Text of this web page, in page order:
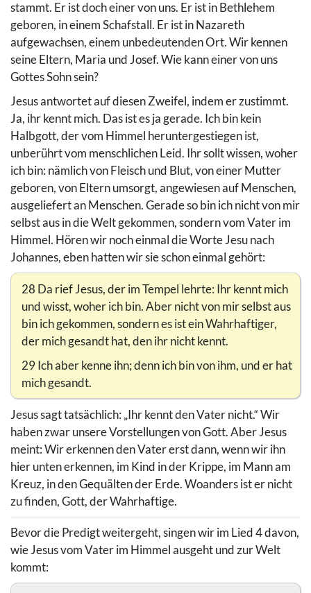
stammt. Er ist doch einer von uns. Er ist in Bethlehem
geboren, in einem Schafstall. Er ist in Nazareth
aufgewachsen, einem unbedeutenden Ort. Wir kennen
seine Eltern, Maria und Josef. Wie kann einer von uns
Gottes Sohn sein?
Jesus antwortet auf diesen Zweifel, indem er zustimmt.
Ja, ihr kennt mich. Das ist es ja gerade. Ich bin kein
Halbgott, der vom Himmel heruntergestiegen ist,
unberührt vom menschlichen Leid. Ihr sollt wissen, woher
ich bin: nämlich von Fleisch und Blut, von einer Mutter
geboren, von Eltern umsorgt, angewiesen auf Menschen,
ausgeliefert an Menschen. Gerade so bin ich nicht von mir
selbst aus in die Welt gekommen, sondern vom Vater im
Himmel. Hören wir noch einmal die Worte Jesu nach
Johannes, eben hatten wir sie schon einmal gehört:
28 Da rief Jesus, der im Tempel lehrte: Ihr kennt mich
und wisst, woher ich bin. Aber nicht von mir selbst aus
bin ich gekommen, sondern es ist ein Wahrhaftiger,
der mich gesandt hat, den ihr nicht kennt.
29 Ich aber kenne ihn; denn ich bin von ihm, und er hat
mich gesandt.
Jesus sagt tatsächlich: „Ihr kennt den Vater nicht.“ Wir
haben zwar unsere Vorstellungen von Gott. Aber Jesus
meint: Wir erkennen den Vater erst dann, wenn wir ihn
hier unten erkennen, im Kind in der Krippe, im Mann am
Kreuz, in den Gequälten der Erde. Woanders ist er nicht
zu finden, Gott, der Wahrhaftige.
Bevor die Predigt weitergeht, singen wir im Lied 4 davon,
wie Jesus vom Vater im Himmel ausgeht und zur Welt
kommt: